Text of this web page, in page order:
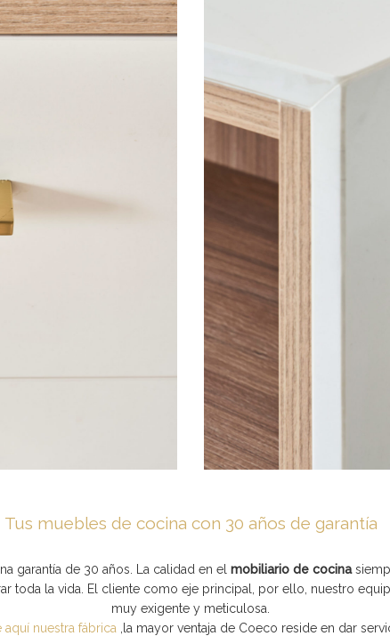
Tus muebles de cocina con 30 años de garantía
garantía de 30 años. La calidad en el mobiliario de cocina
toda la vida. El cliente como eje principal, por ello, nuestro
muy exigente y meticulosa.
nuestra fábrica la mayor ventaja de Coeco reside en dar